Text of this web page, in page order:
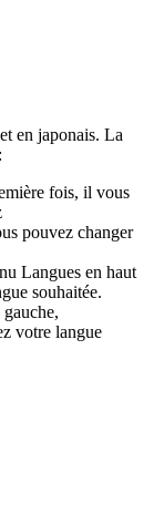
et en japonais. La
:
ère fois, il vous
pouvez changer
Langues en haut
souhaitée.
gauche,
votre langue